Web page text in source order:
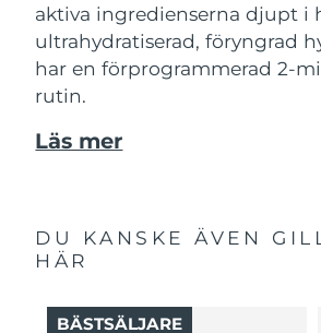
aktiva ingredienserna djupt i
ultrahydratiserad, föryngrad
har en förprogrammerad 2-
rutin.
Läs mer
DU KANSKE ÄVEN
HÄR
BÄSTSÄLJARE